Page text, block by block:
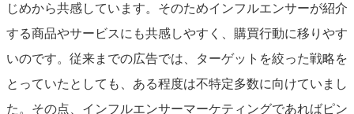
じめから共感しています。そのためインフルエンサーが紹介
する商品やサービスにも共感しやすく、購買行動に移りやす
いのです。従来までの広告では、ターゲットを絞った戦略を
とっていたとしても、ある程度は不特定多数に向けていまし
た。その点、インフルエンサーマーケティングであればピン